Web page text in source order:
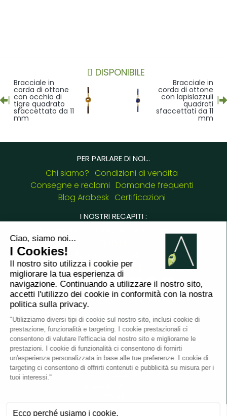
DISPONIBILE
Bracciale in
corda di ottone
con occhio di
tigre quadrato
sfaccettato da 11
mm
Bracciale in
corda di ottone
con lapislazzuli
quadrati
sfaccettati da 11
mm
PER PARLARE DI NOI...
Chi siamo? Condizioni di vendita
Consegne e reclami Domande frequenti
Blog Arabesk Certificazioni
I NOSTRI RECAPITI :
8 chemin de Casselèvres, 31790 Saint Jory -
giulia.cascione@arabesk.eu
Contattaci su :
FR GB ES IT DE PL PT